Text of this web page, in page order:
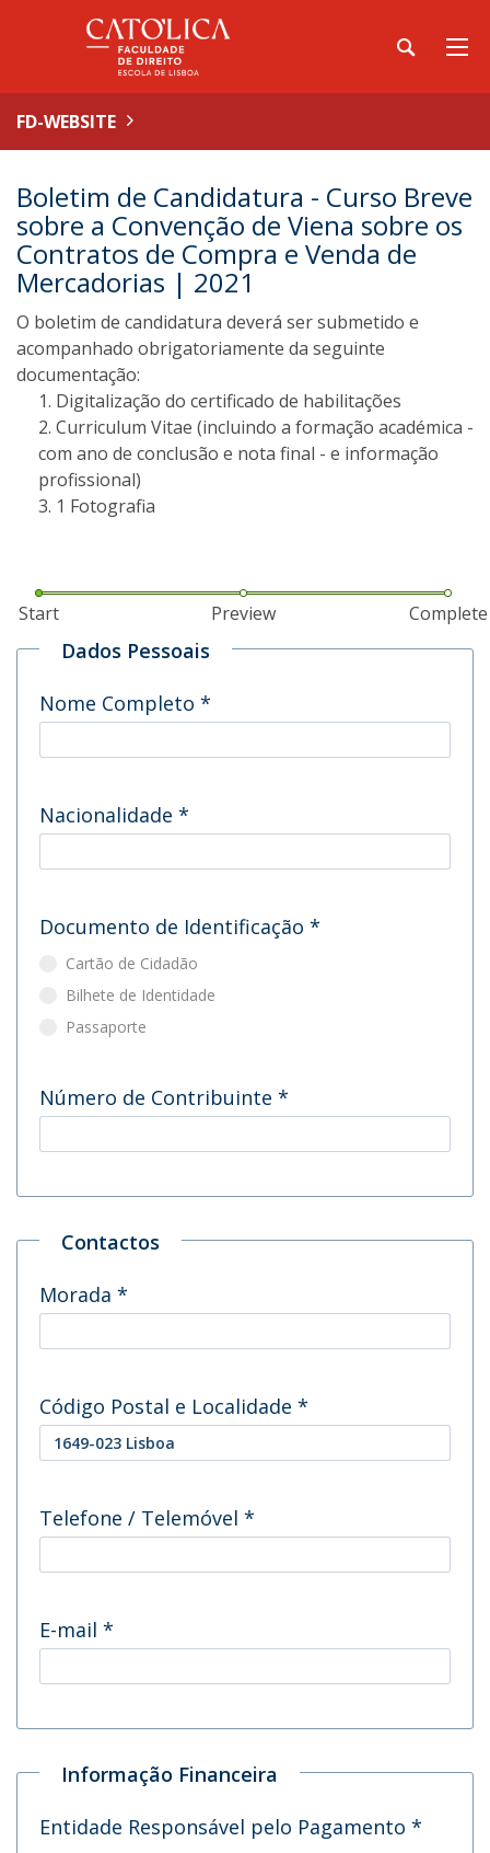
FD-WEBSITE
Boletim de Candidatura - Curso Breve
sobre a Convenção de Viena sobre os
Contratos de Compra e Venda de
Mercadorias | 2021
O boletim de candidatura deverá ser submetido e
acompanhado obrigatoriamente da seguinte
documentação:
Digitalização do certificado de habilitações
Curriculum Vitae (incluindo a formação académica -
com ano de conclusão e nota final - e informação
profissional)
1 Fotografia
Start Preview Complete
Dados Pessoais
Nome Completo *
Nacionalidade *
Documento de Identificação *
Cartão de Cidadão
Bilhete de Identidade
Passaporte
Número de Contribuinte *
Contactos
Morada *
Código Postal e Localidade *
Telefone / Telemóvel *
E-mail *
Informação Financeira
Entidade Responsável pelo Pagamento *